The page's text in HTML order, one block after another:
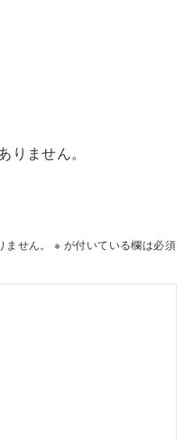
りません。
せん。 ※ が付いている欄は必須